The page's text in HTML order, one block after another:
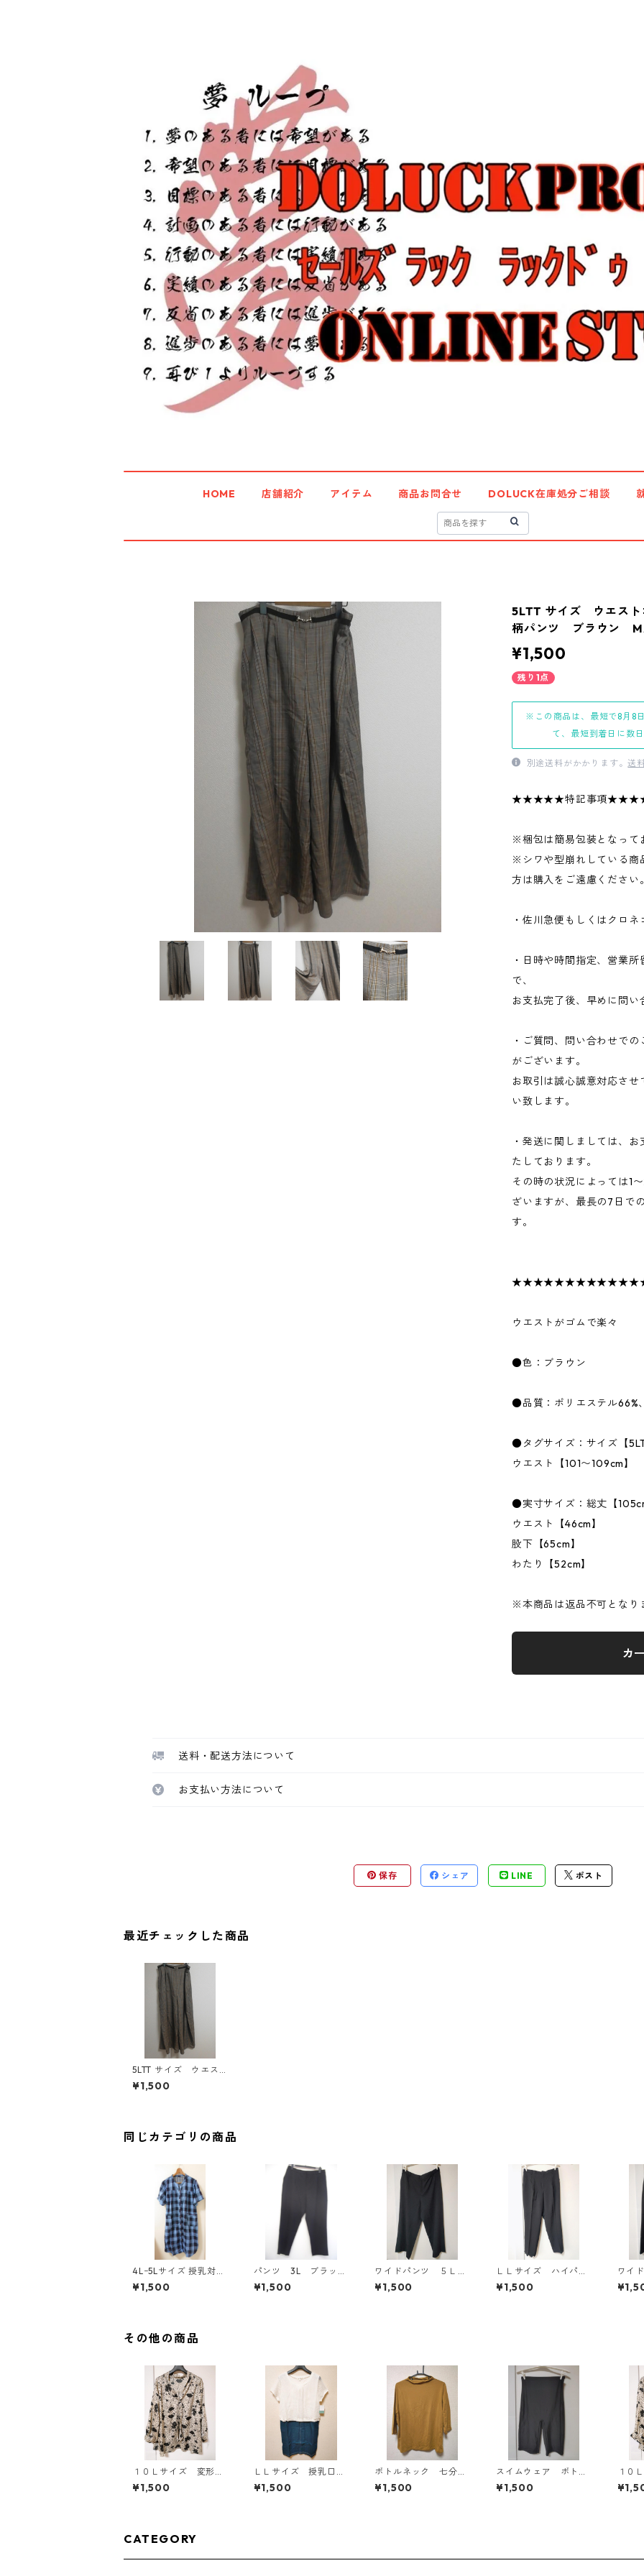
HOME 店舗紹介 アイテム 商品お問合せ DOLUCK在庫処分ご相談
5LTT サイズ ウエス
柄パンツ ブラウン
¥1,500
残り1点
※この商品は、最短で8月8
て、最短到着日に数
別途送料がかかります。送
★★★★★特記事項
※梱包は簡易包装となって
※シワや型崩れしている商
方は購入をご遠慮ください。
・佐川急便もしくはクロネ
・日時や時間指定、営業
で、
お支払完了後、早めに問い
・ご質問、問い合わせで
がございます。
お取引は誠心誠意対応さ
い致します。
・発送に関しましては、
たしております。
その時の状況によっては1
ざいますが、最長の7日で
す。
ウエストがゴムで楽々
●色：ブラウン
●品質：ポリエステル66%
●タグサイズ：サイズ【
ウエスト【101〜109cm】
●実寸サイズ：総丈【
ウエスト【46cm】
股下【65cm】
わたり【52cm】
※本商品は返品不可となり
カ
送料・配送方法について
お支払い方法について
保存 シェア LINE ポスト
最近チェックした商品
5LTT サイズ ウエス
トゴム ベルト一体
型 チェック柄パン
¥1,500
同じカテゴリの商品
4Lｰ5Lサイズ 授乳対応
チェック柄 半袖ルーム
ウェア マタニティ ブ
¥1,500
パンツ 3L ブラッ
ク IY-4525
¥1,500
ワイドパンツ ５Ｌ
ブラック KAE-4725
¥1,500
ＬＬサイズ ハイパー
ストレッチ センター
プレスパンツ ブラッ
¥1,500
ワイ
ブラ
その他の商品
１０Ｌサイズ 変形ド
ット 花柄 ボウタイ
ブラウス オフホワイ
¥1,500
ＬＬサイズ 授乳口付
き マタニティ ドッ
キングワンピース ホ
¥1,500
ボトルネック 七分袖
カットソー ４Ｌ マ
スタード KAE-4816
¥1,500
スイムウェア ボト
ム ３Ｌ ブラック
KAE-4563
¥1,500
１０
ット
ブラ
CATEGORY